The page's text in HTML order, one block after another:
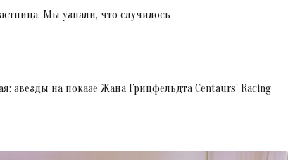
Мы узнали, что случилось
звезды на показе Жана Грицфельдта Centaurs’ Racing